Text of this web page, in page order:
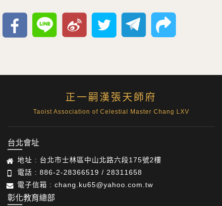
正一嗣漢張天師府
Taoist Association of Celestial Master Chang LXV
台北會址
地址 : 台北市士林區中山北路六段175號2樓
電話 : 886-2-28366519 / 28311658
電子信箱 : chang.ku65@yahoo.com.tw
彰化教育總部